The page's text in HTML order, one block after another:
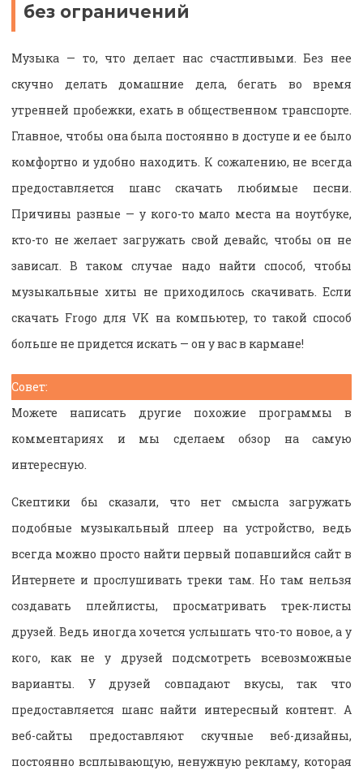
без ограничений
Музыка — то, что делает нас счастливыми. Без нее
скучно делать домашние дела, бегать во время
утренней пробежки, ехать в общественном транспорте.
Главное, чтобы она была постоянно в доступе и ее было
комфортно и удобно находить. К сожалению, не всегда
предоставляется шанс скачать любимые песни.
Причины разные — у кого-то мало места на ноутбуке,
кто-то не желает загружать свой девайс, чтобы он не
зависал. В таком случае надо найти способ, чтобы
музыкальные хиты не приходилось скачивать. Если
скачать Frogo для VK на компьютер, то такой способ
больше не придется искать — он у вас в кармане!
Совет:
Можете написать другие похожие программы в
комментариях и мы сделаем обзор на самую
интересную.
Скептики бы сказали, что нет смысла загружать
подобные музыкальный плеер на устройство, ведь
всегда можно просто найти первый попавшийся сайт в
Интернете и прослушивать треки там. Но там нельзя
создавать плейлисты, просматривать трек-листы
друзей. Ведь иногда хочется услышать что-то новое, а у
кого, как не у друзей подсмотреть всевозможные
варианты. У друзей совпадают вкусы, так что
предоставляется шанс найти интересный контент. А
веб-сайты предоставляют скучные веб-дизайны,
постоянно всплывающую, ненужную рекламу, которая